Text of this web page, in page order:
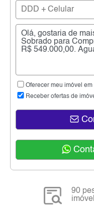
Oferecer meu imóvel em
Receber ofertas de
90